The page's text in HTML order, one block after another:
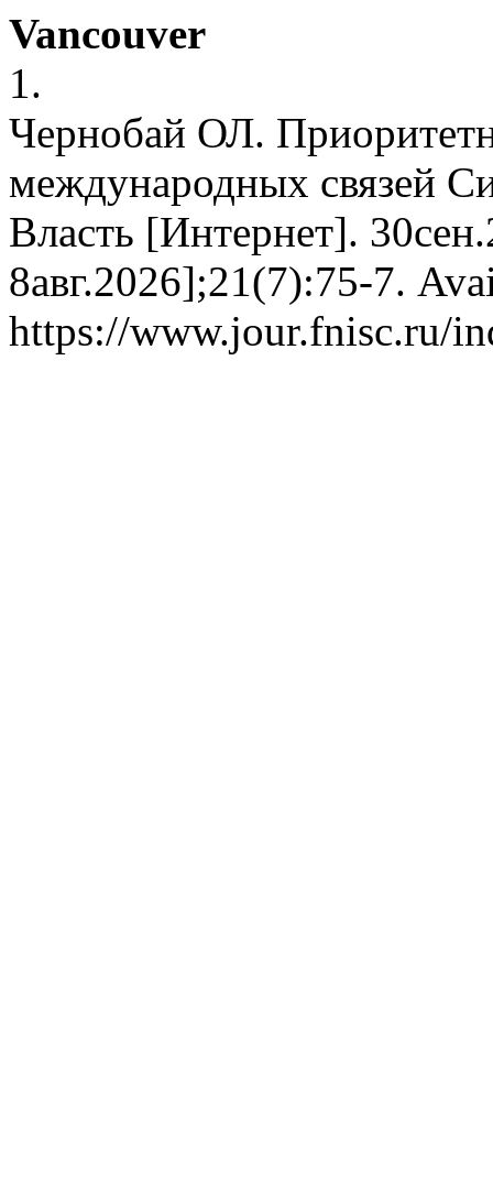
Vancouver
1.
Чернобай ОЛ.
международных связей
Власть [Интернет].
8авг.2026];21(7):75-7.
https://www.jour.fnisc.ru/